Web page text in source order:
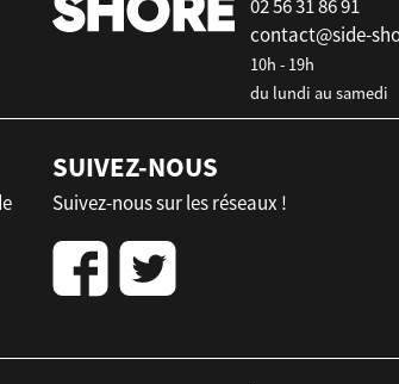
02 56 31 86 91
contact@side-
10h - 19h
du lundi au samedi
SUIVEZ-NOUS
Suivez-nous sur les réseaux !